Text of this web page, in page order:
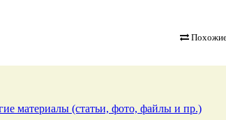
материалы (статьи, фото, файлы и пр.)